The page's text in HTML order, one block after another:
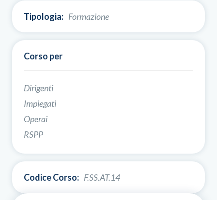
Tipologia: Formazione
Corso per
Dirigenti
Impiegati
Operai
RSPP
Codice Corso: F.SS.AT.14